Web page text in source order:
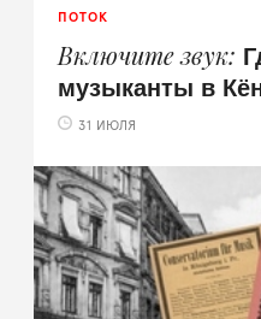
ПОТОК
Включите звук
музыканты в
31 ИЮЛЯ